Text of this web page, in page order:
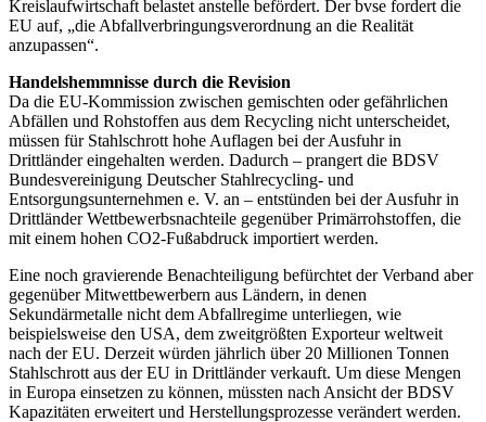
Kreislaufwirtschaft belastet anstelle befördert. Der bvse fordert die
EU auf, „die Abfallverbringungsverordnung an die Realität
anzupassen“.
Handelshemmnisse durch die Revision
Da die EU-Kommission zwischen gemischten oder gefährlichen
Abfällen und Rohstoffen aus dem Recycling nicht unterscheidet,
müssen für Stahlschrott hohe Auflagen bei der Ausfuhr in
Drittländer eingehalten werden. Dadurch – prangert die BDSV
Bundesvereinigung Deutscher Stahlrecycling- und
Entsorgungsunternehmen e. V. an – entstünden bei der Ausfuhr in
Drittländer Wettbewerbsnachteile gegenüber Primärrohstoffen, die
mit einem hohen CO2-Fußabdruck importiert werden.
Eine noch gravierende Benachteiligung befürchtet der Verband aber
gegenüber Mitwettbewerbern aus Ländern, in denen
Sekundärmetalle nicht dem Abfallregime unterliegen, wie
beispielsweise den USA, dem zweitgrößten Exporteur weltweit
nach der EU. Derzeit würden jährlich über 20 Millionen Tonnen
Stahlschrott aus der EU in Drittländer verkauft. Um diese Mengen
in Europa einsetzen zu können, müssten nach Ansicht der BDSV
Kapazitäten erweitert und Herstellungsprozesse verändert werden.